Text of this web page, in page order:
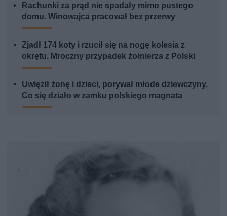
Rachunki za prąd nie spadały mimo pustego
domu. Winowajca pracował bez przerwy
Zjadł 174 koty i rzucił się na nogę kolesia z
okrętu. Mroczny przypadek żołnierza z Polski
Uwięził żonę i dzieci, porywał młode dziewczyny.
Co się działo w zamku polskiego magnata